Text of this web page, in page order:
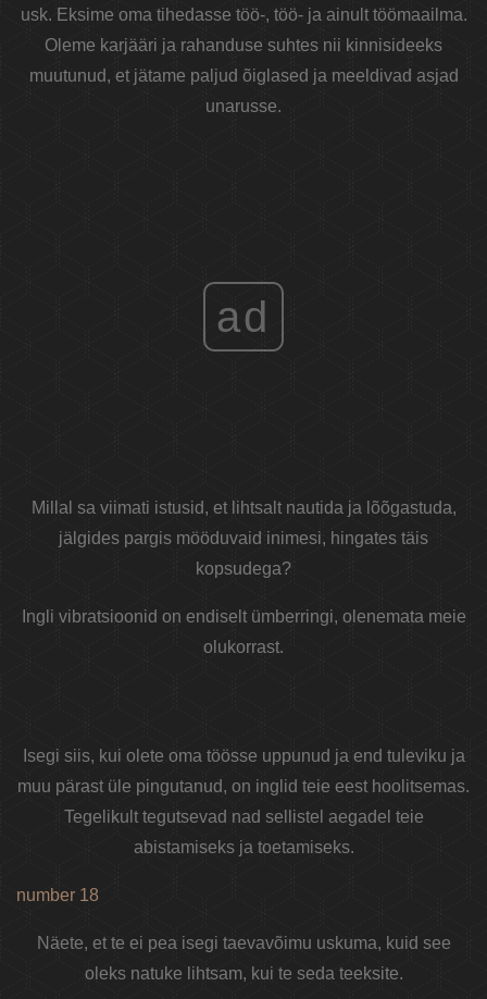
usk. Eksime oma tihedasse töö-, töö- ja ainult töömaailma.
Oleme karjääri ja rahanduse suhtes nii kinnisideeks
muutunud, et jätame paljud õiglased ja meeldivad asjad
unarusse.
ad
Millal sa viimati istusid, et lihtsalt nautida ja lõõgastuda,
jälgides pargis mööduvaid inimesi, hingates täis
kopsudega?
Ingli vibratsioonid on endiselt ümberringi, olenemata meie
olukorrast.
Isegi siis, kui olete oma töösse uppunud ja end tuleviku ja
muu pärast üle pingutanud, on inglid teie eest hoolitsemas.
Tegelikult tegutsevad nad sellistel aegadel teie
abistamiseks ja toetamiseks.
number 18
Näete, et te ei pea isegi taevavõimu uskuma, kuid see
oleks natuke lihtsam, kui te seda teeksite.